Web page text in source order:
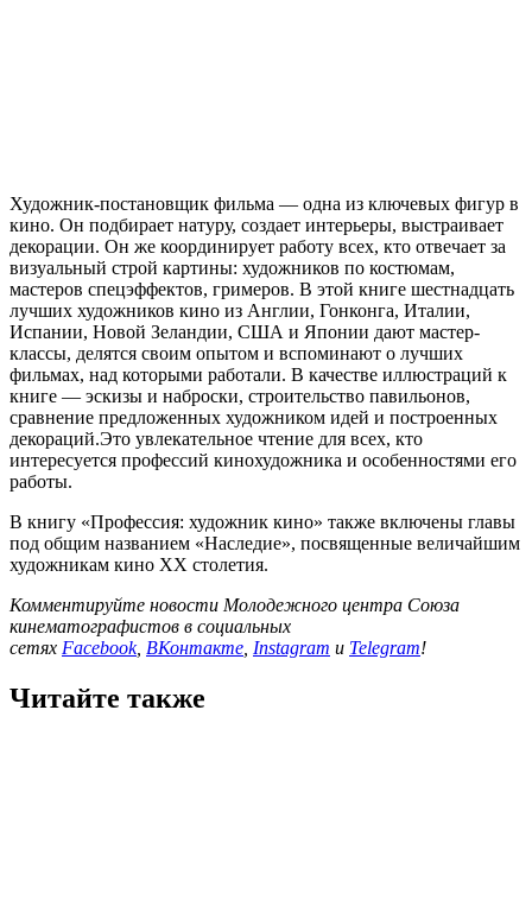
Художник-постановщик фильма — одна из ключевых фигур в
кино. Он подбирает натуру, создает интерьеры, выстраивает
декорации. Он же координирует работу всех, кто отвечает за
визуальный строй картины: художников по костюмам,
мастеров спецэффектов, гримеров. В этой книге шестнадцать
лучших художников кино из Англии, Гонконга, Италии,
Испании, Новой Зеландии, США и Японии дают мастер-
классы, делятся своим опытом и вспоминают о лучших
фильмах, над которыми работали. В качестве иллюстраций к
книге — эскизы и наброски, строительство павильонов,
сравнение предложенных художником идей и построенных
декораций.Это увлекательное чтение для всех, кто
интересуется профессий кинохудожника и особенностями его
работы.
В книгу «Профессия: художник кино» также включены главы
под общим названием «Наследие», посвященные величайшим
художникам кино XX столетия.
Комментируйте новости Молодежного центра Союза
кинематографистов в социальных
сетях Facebook, ВКонтакте Instagram и Telegram!
Читайте также